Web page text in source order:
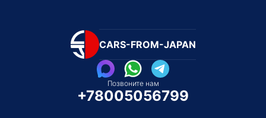
CARS-FROM-JAPAN
Позвоните нам
+78005056799